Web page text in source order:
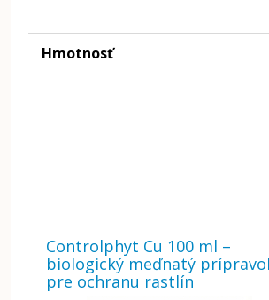
Hmotnosť
Controlphyt Cu 100 ml –
biologický meďnatý
pre ochranu rastlín